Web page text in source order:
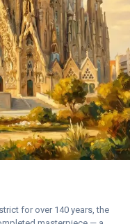
for over 140 years, the